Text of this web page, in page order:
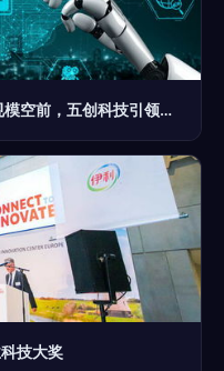
世界人工智能大会亮点纷呈 参展规模空前，五创科技引领创新浪潮
技大奖